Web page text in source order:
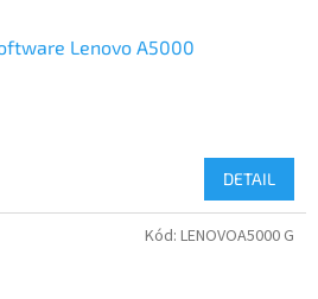
Lenovo A5000
DETAIL
Kód: LENOVOA5000 G